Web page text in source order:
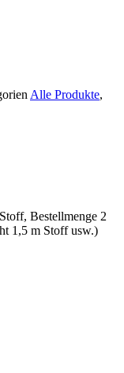
Alle Produkte,
Bestellmenge 2
1,5 m Stoff usw.)